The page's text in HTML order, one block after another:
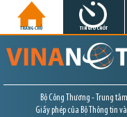
TRANG CHỦ TIN GIỜ CHÓT
Bộ Công Thương - Trung
Giấy phép của Bộ Thông tin